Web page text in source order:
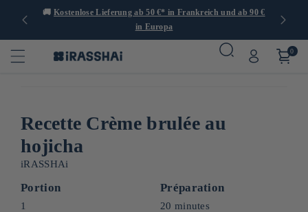
🚚Kostenlose Lieferung ab 50 €* in Frankreich und ab 90 €
in Europa
0
Recette Crème brulée au
hojicha
iRASSHAi
Portion
1
Préparation
20 minutes